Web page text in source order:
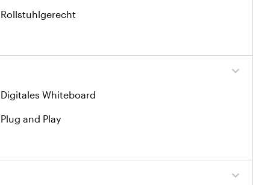
Rollstuhlgerecht
expand_more
Digitales Whiteboard
Plug and Play
expand_more